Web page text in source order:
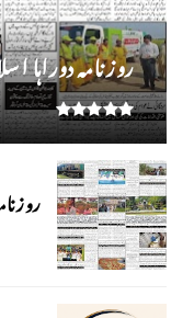
روز نامہ دوراہا
روزنامہ